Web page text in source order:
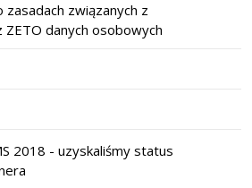
związanych z
danych osobowych
2018 - uzyskaliśmy status